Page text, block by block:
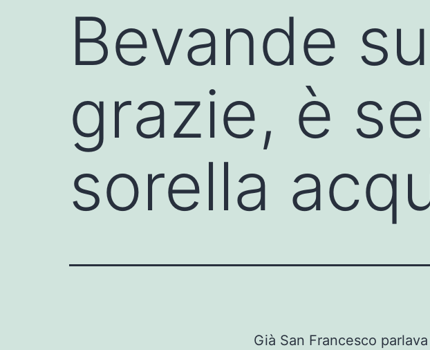
Bevande
grazie, è
sorella
Già San Francesco